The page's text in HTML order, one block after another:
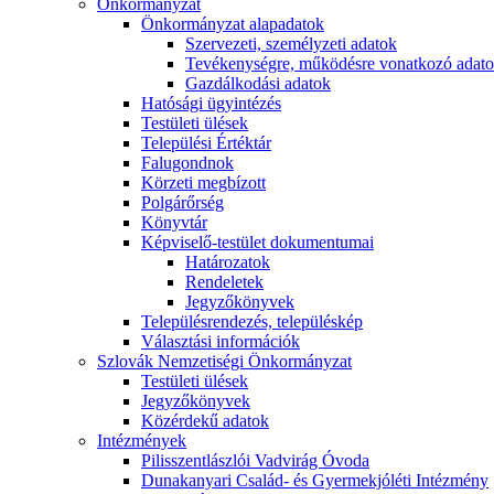
Önkormányzat
Önkormányzat alapadatok
Szervezeti, személyzeti adatok
Tevékenységre, működésre vonatkozó
Gazdálkodási adatok
Hatósági ügyintézés
Testületi ülések
Települési Értéktár
Falugondnok
Körzeti megbízott
Polgárőrség
Könyvtár
Képviselő-testület dokumentumai
Határozatok
Rendeletek
Jegyzőkönyvek
Településrendezés, településkép
Választási információk
Szlovák Nemzetiségi Önkormányzat
Testületi ülések
Jegyzőkönyvek
Közérdekű adatok
Intézmények
Pilisszentlászlói Vadvirág Óvoda
Dunakanyari Család- és Gyermekjóléti Intézmény